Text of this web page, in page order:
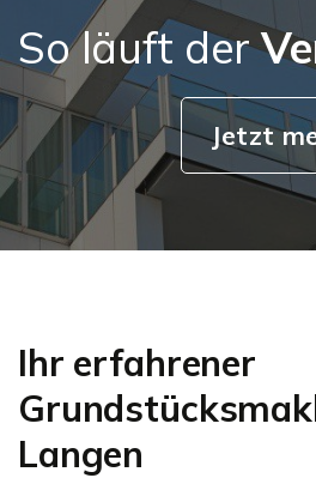
So läuft der
Jetzt
Ihr erfahrener
Langen